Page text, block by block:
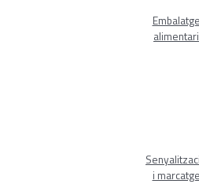
Embalatge
alimentari
i marcatge